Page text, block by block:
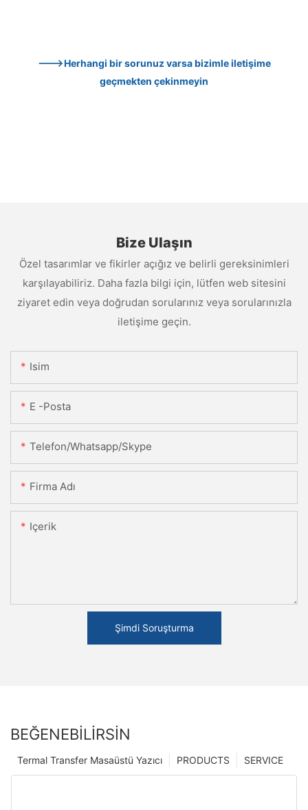
--->Herhangi bir sorunuz varsa bizimle iletişime
geçmekten çekinmeyin
Bize Ulaşın
Özel tasarımlar ve fikirler açığız ve belirli gereksinimleri
karşılayabiliriz. Daha fazla bilgi için, lütfen web sitesini
ziyaret edin veya doğrudan sorularınız veya sorularınızla
iletişime geçin.
Isim
E -posta
Telefon/Whatsapp/Skype
Firma Adı
Içerik
Şimdi Soruşturma
BEĞENEBILIRSIN
SERVICE
PRODUCTS
Termal Transfer Masaüstü Yazıcı